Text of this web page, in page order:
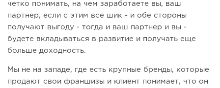
четко понимать, на чем заработаете вы, ваш
партнер, если с этим все шик - и обе стороны
получают выгоду - тогда и ваш партнер и вы -
будете вкладываться в развитие и получать еще
больше доходность.
Мы не на западе, где есть крупные бренды, которые
продают свои франшизы и клиент понимает, что он